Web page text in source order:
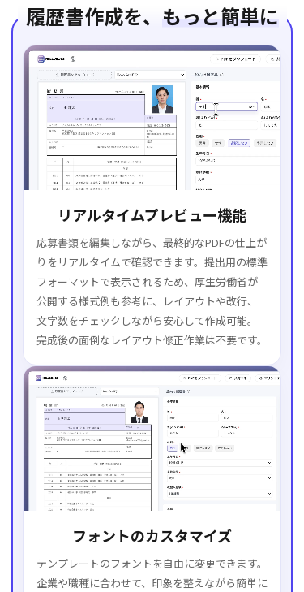
履歴書作成を、 もっと簡単に
リアルタイムプレビュー機能
応募書類を編集しながら、最終的なPDFの仕上が
りをリアルタイムで確認できます。提出用の標準
フォーマットで表示されるため、厚生労働省が
公開する様式例も参考に、レイアウトや改行、
文字数をチェックしながら安心して作成可能。
完成後の面倒なレイアウト修正作業は不要です。
フォントのカスタマイズ
テンプレートのフォントを自由に変更できます。
企業や職種に合わせて、印象を整えながら簡単に